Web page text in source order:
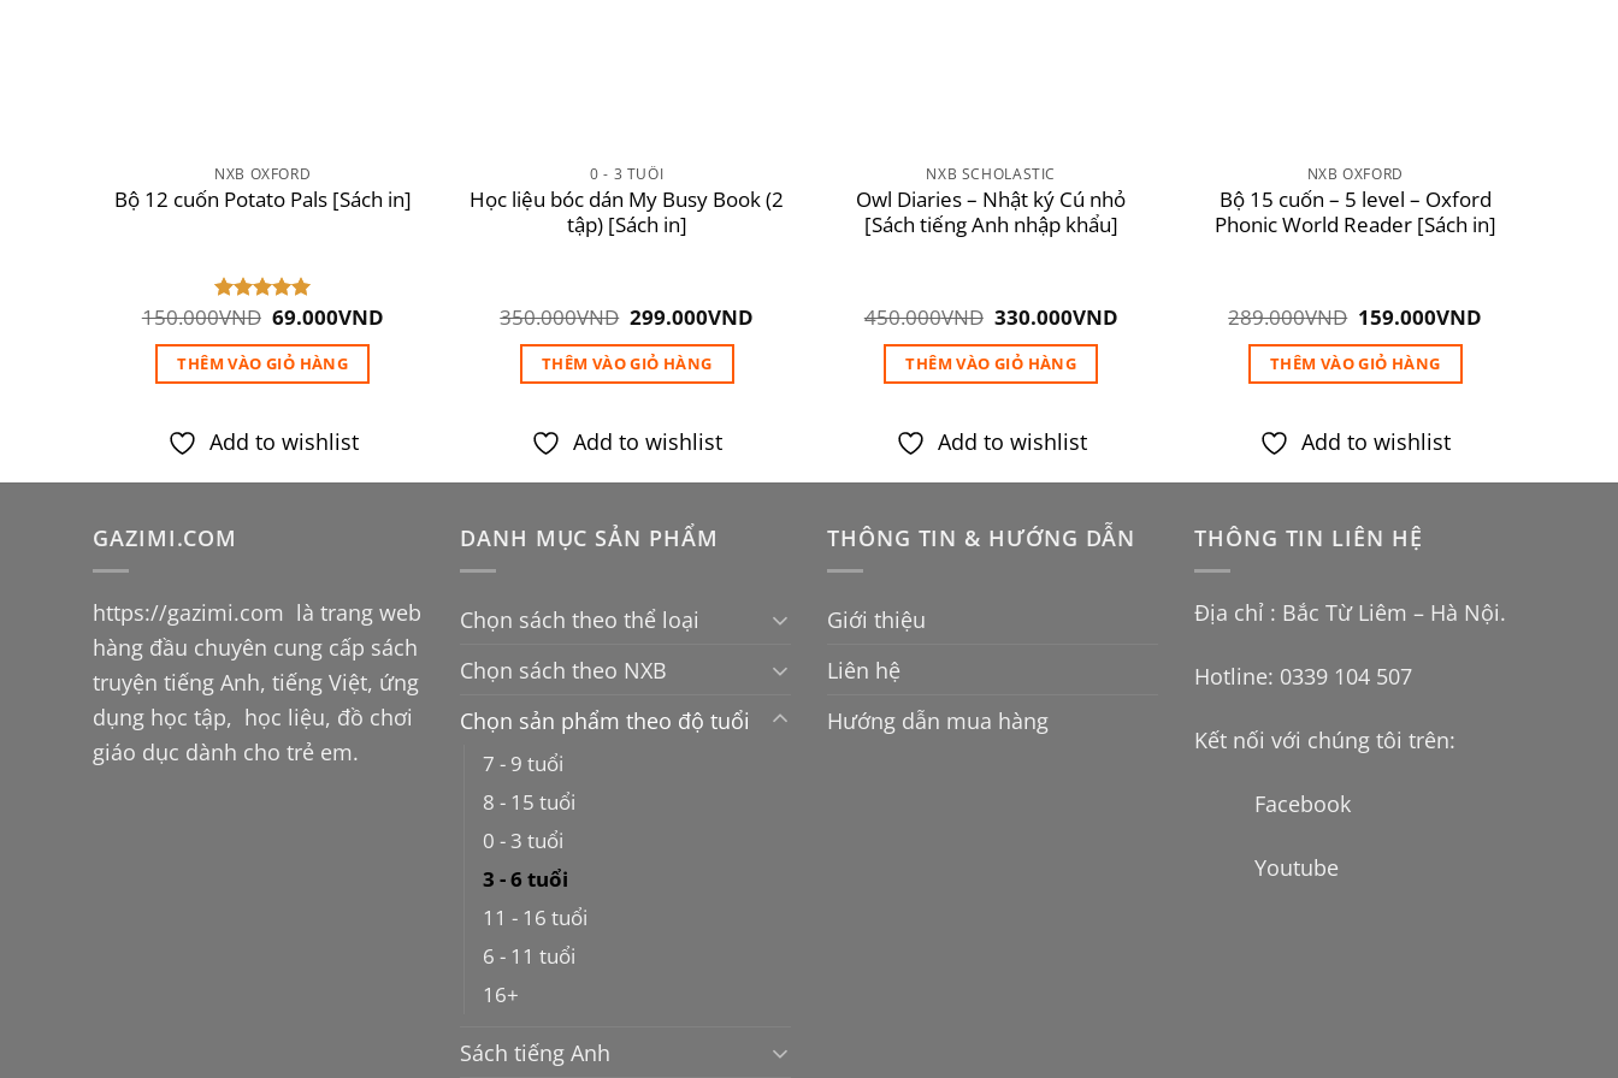
NXB OXFORD
Bộ 12 cuốn Potato Pals [Sách in]
Được xếp
5 sao
150.000VND Giá
là:
150.000VND.
69.000VNDGiá
THÊM VÀO GIỎ HÀNG
Add to wishlist
0 - 3 TUỔI
Học liệu bóc dán My Busy Book (2
tập) [Sách in]
350.000VND Giá
là:
350.000VND.
299.000VND
THÊM VÀO GIỎ HÀNG
Add to wishlist
NXB SCHOLASTIC
Owl Diaries – Nhật ký Cú nhỏ
[Sách tiếng Anh nhập khẩu]
450.000VND Giá
là:
450.000VND.
330.000VNDGiá
THÊM VÀO GIỎ HÀNG
Add to wishlist
NXB OXFORD
Bộ 15 cuốn – 5 level – Oxford
Phonic World Reader [Sách in]
289.000VND Giá
là:
289.000VND.
159.000VND
THÊM VÀO GIỎ HÀNG
Add to wishlist
GAZIMI.COM
https://gazimi.com là trang web
hàng đầu chuyên cung cấp sách
truyện tiếng Anh, tiếng Việt, ứng
dụng học tập, học liệu, đồ chơi
giáo dục dành cho trẻ em.
DANH MỤC SẢN PHẨM
Chọn sách theo thể loại
Chọn sách theo NXB
Chọn sản phẩm theo độ tuổi
7 - 9 tuổi
8 - 15 tuổi
0 - 3 tuổi
3 - 6 tuổi
11 - 16 tuổi
6 - 11 tuổi
16+
Sách tiếng Anh
THÔNG TIN & HƯỚNG DẪN
Giới thiệu
Liên hệ
Hướng dẫn mua hàng
THÔNG TIN LIÊN HỆ
Địa chỉ : Bắc Từ Liêm – Hà Nội.
Hotline: 0339 104 507
Kết nối với chúng tôi trên:
Facebook
Youtube